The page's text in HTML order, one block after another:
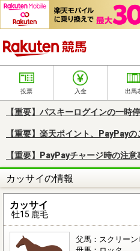
投票 入金 出馬
【重要】パスキーログインの一時
【重要】楽天ポイント、PayPay
【重要】PayPayチャージ時の注意
カッサイの情報
カッサイ
牡15 鹿毛
父馬：スクリーン